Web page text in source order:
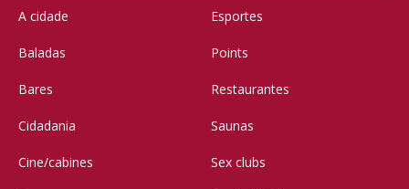
A cidade
Baladas
Bares
Cidadania
Cine/cabines
Esportes
Points
Restaurantes
Saunas
Sex clubs